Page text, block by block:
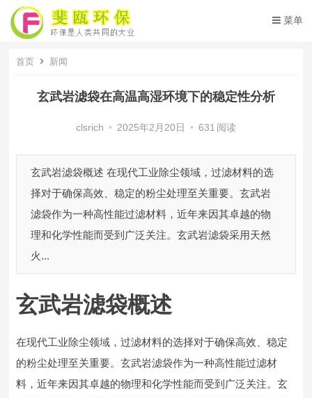
菜单
首页 新闻
玄武岩滤袋在高温高湿环境下的稳定性分析
clsrich • 2025年2月20日 • 631 阅读
玄武岩滤袋概述 在现代工业除尘领域，过滤材料的选
择对于确保高效、稳定的粉尘处理至关重要。玄武岩
滤袋作为一种高性能过滤材料，近年来因其卓越的物
理和化学性能而受到广泛关注。玄武岩滤袋采用天然
火...
玄武岩滤袋概述
在现代工业除尘领域，过滤材料的选择对于确保高效、稳定
的粉尘处理至关重要。玄武岩滤袋作为一种高性能过滤材
料，近年来因其卓越的物理和化学性能而受到广泛关注。玄